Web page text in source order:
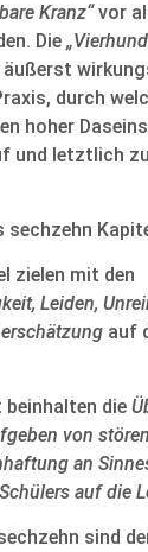
Kranz“vor
Die
äußerst
durch
hoher
und letztlich
zielen mit den
Leiden,
auf
die
von
an
auf die
sind